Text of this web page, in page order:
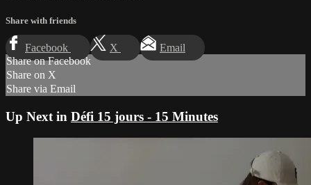
Share with friends
Facebook X
Email
Share on Facebook
Share on X
Share via Email
Up Next in Défi 15 jours - 15 Minutes